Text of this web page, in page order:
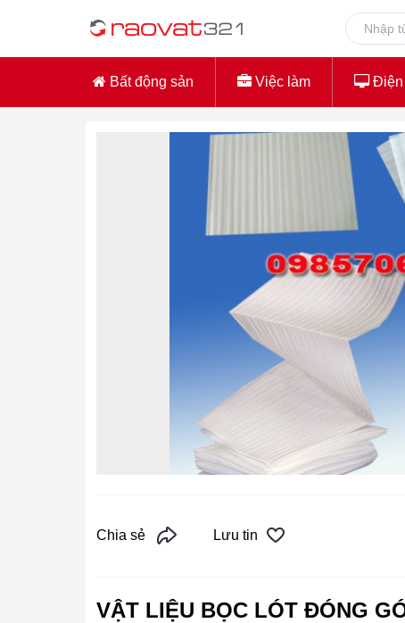
Bất động sản Việc làm Điện
Chia sẻ Lưu tin
VẬT LIỆU BỌC LÓT ĐÓNG